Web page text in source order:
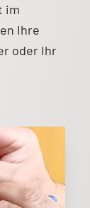
im
Ihre
oder Ihr